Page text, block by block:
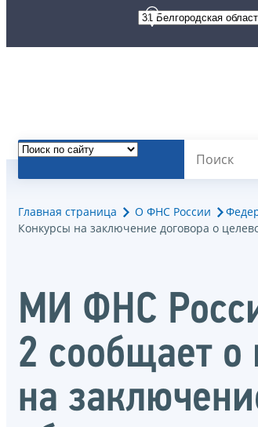
Главная страница О ФНС России
Конкурсы на заключение договора о
МИ ФНС
2 сообщает о
на